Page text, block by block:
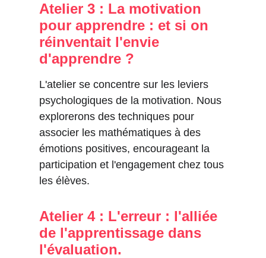
Atelier 3 : La motivation
pour apprendre : et si on
réinventait l'envie
d'apprendre ?
L'atelier se concentre sur les leviers
psychologiques de la motivation. Nous
explorerons des techniques pour
associer les mathématiques à des
émotions positives, encourageant la
participation et l'engagement chez tous
les élèves.
Atelier 4 : L'erreur : l'alliée
de l'apprentissage dans
l'évaluation.